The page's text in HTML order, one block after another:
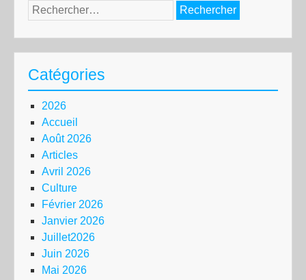
Rechercher :
Catégories
2026
Accueil
Août 2026
Articles
Avril 2026
Culture
Février 2026
Janvier 2026
Juillet2026
Juin 2026
Mai 2026